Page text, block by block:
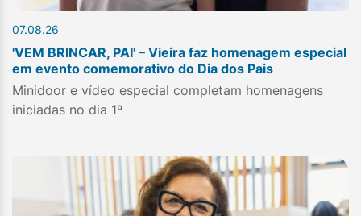
07.08.26
'VEM BRINCAR, PAI' – Vieira faz homenagem especial
em evento comemorativo do Dia dos Pais
Minidoor e vídeo especial completam homenagens
iniciadas no dia 1º